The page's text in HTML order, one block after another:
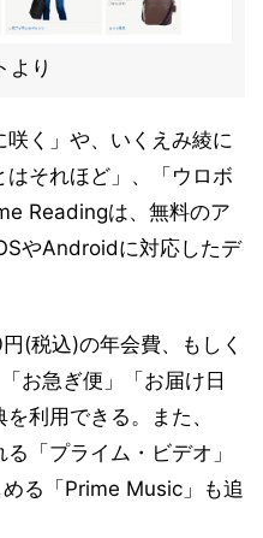
より
く」や、いくえみ綾に
それほど」、「ウロボ
Readingは、無料のア
やAndroidに対応したデ
(税込)の年会費、もしく
お急ぎ便」「お届け日
利用できる。また、
「プライム・ビデオ」
る「Prime Music」も追